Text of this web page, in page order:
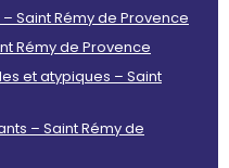
Saint Rémy de Provence
Rémy de Provence
et atypiques – Saint
– Saint Rémy de